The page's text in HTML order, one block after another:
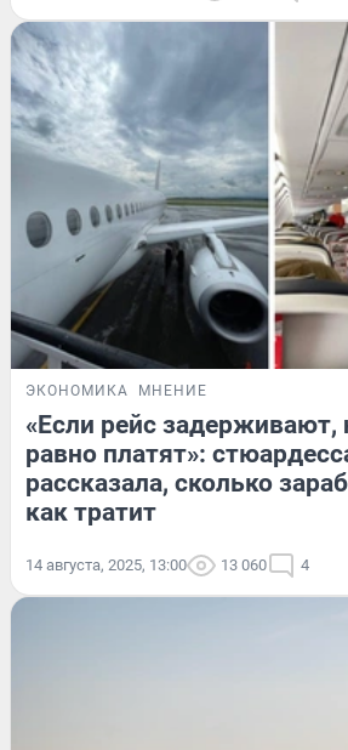
ЭКОНОМИКА МНЕНИЕ
«Если рейс задерживают,
равно платят»:
рассказала, сколько
как тратит
14 августа, 2025, 13:00 13 060 4